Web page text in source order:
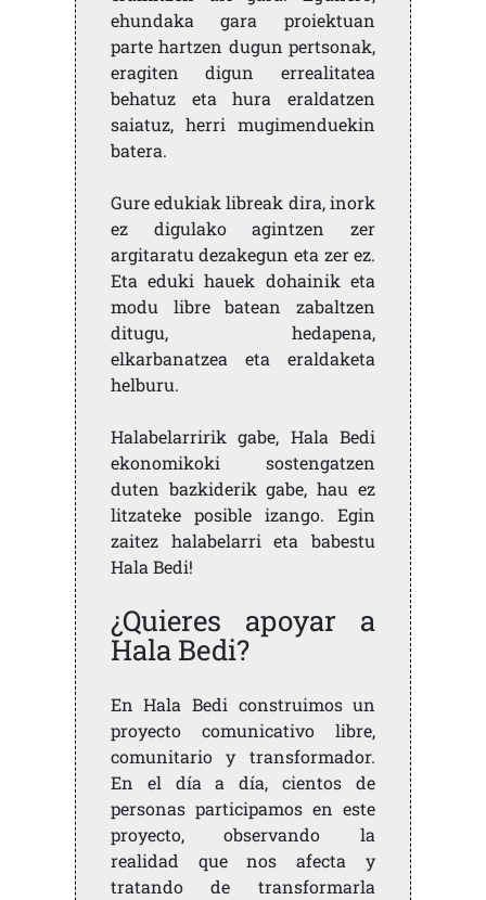
ehundaka gara proiektuan
parte hartzen dugun pertsonak,
eragiten digun errealitatea
behatuz eta hura eraldatzen
saiatuz, herri mugimenduekin
batera.
Gure edukiak libreak dira, inork
ez digulako agintzen zer
argitaratu dezakegun eta zer ez.
Eta eduki hauek dohainik eta
modu libre batean zabaltzen
ditugu, hedapena,
elkarbanatzea eta eraldaketa
helburu.
Halabelarririk gabe, Hala Bedi
ekonomikoki sostengatzen
duten bazkiderik gabe, hau ez
litzateke posible izango. Egin
zaitez halabelarri eta babestu
Hala Bedi!
¿Quieres apoyar a
Hala Bedi?
En Hala Bedi construimos un
proyecto comunicativo libre,
comunitario y transformador.
En el día a día, cientos de
personas participamos en este
proyecto, observando la
realidad que nos afecta y
tratando de transformarla